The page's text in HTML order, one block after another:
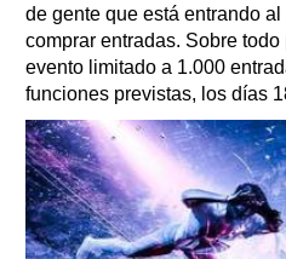
de gente que está entrando al
comprar entradas. Sobre
evento limitado a 1.000
funciones previstas, los días